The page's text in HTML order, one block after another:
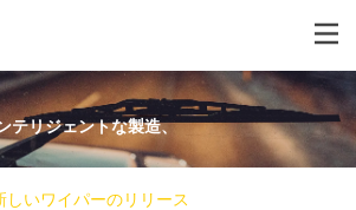
テリジェントな製造、
しいワイパーのリリース